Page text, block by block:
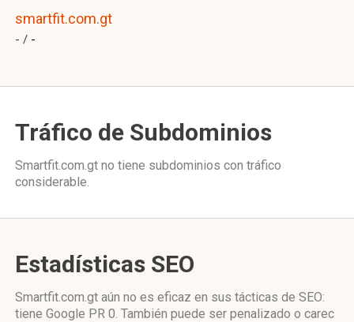
smartfit.com.gt
- / -
Tráfico de Subdominios
Smartfit.com.gt no tiene subdominios con tráfico
considerable.
Estadísticas SEO
Smartfit.com.gt aún no es eficaz en sus tácticas de SEO:
tiene Google PR 0. También puede ser penalizado o carec